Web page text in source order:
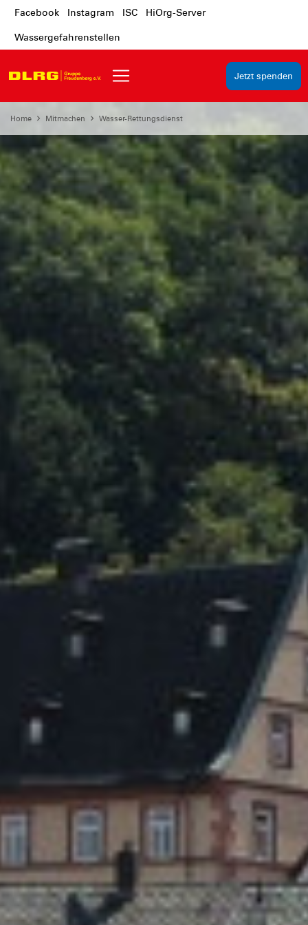
Facebook Instagram ISC HiOrg-Server
Wassergefahrenstellen
Jetzt spenden
Home Mitmachen Wasser-Rettungsdienst